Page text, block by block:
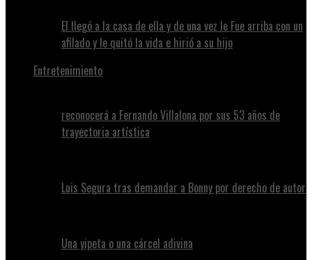
El llegó a la casa de ella y de una vez le Fue arriba con un
afilado y le quitó la vida e hirió a su hijo
Entretenimiento
reconocerá a Fernando Villalona por sus 53 años de
trayectoria artística
Luis Segura tras demandar a Bonny por derecho de autor
Una yipeta o una cárcel adivina